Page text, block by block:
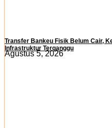
Transfer Bankeu Fisik Belum Cair,
Infrastruktur Terganggu
Agustus 5, 2026